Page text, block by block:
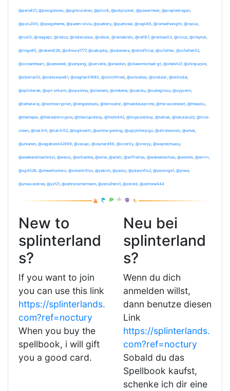
@pero821, @pesigolovec, @pgmcuration, @plicc8, @potplucker, @powermeat, @prapledragon,
@putu300, @qoogohome, @queen-silvia, @quekery, @quetzaal, @ragk88, @ramadhanight, @rayius,
@rca13, @reagept, @redco, @redeculous, @reibar, @reinabndc, @relf87, @rentaw03, @riciuz, @rileykat,
@ringo95, @rokem028, @s4mura1777, @sabujdip, @salamera, @sbtofficial, @scfather, @scfather02,
@screamheart, @seeweed, @senyong, @servelle, @shaidon, @shawnmichael-gt, @sheikh27, @shinpurple,
@siberian12, @sideswipe81, @sieghard1990, @siiiiichfried, @simsahas, @sindular, @skillzdal,
@splinterob, @spt-shturm, @squishna, @stamato, @stekene, @subidu, @sudeginsiu, @sygxwin,
@talhatariq, @technocrypton, @tengolotodo, @ternizator, @thaddeusprime, @the-ascendant, @theacks,
@themajon, @therealmrcrypto, @thestupidboy, @thoth442, @tinyputerboy, @toktak, @tokutaro22, @trick-
clown, @tub3r0, @tub3r02, @tugboattt, @uchiha-gaming, @uglykillerpigz, @ultralawzski, @umuk,
@urkanon, @vagabond42069, @vasupi, @vaynard86, @vicer0y, @vrezyy, @waynechuasy,
@weekendmachinist, @weisz, @williamho, @wine, @wlatt, @wlffreitas, @wokeenochian, @wommi, @wrrrri,
@xg4028, @xheadhunterz, @xxkontr0lxx, @yabish, @yasky, @ydaiznfts2, @yeckingo1, @ynwa,
@ynwa.andree, @ysf21, @zahnstochermann, @zero2hero1, @zerold, @zottone444
New to
splinterland
s?
If you want to join
you can use this link
https://splinterlands.
com?ref=noctury
When you buy the
spellbook, i will gift
you a good card.
Neu bei
splinterland
s?
Wenn du dich
anmelden willst,
dann benutze diesen
Link
https://splinterlands.
com?ref=noctury
Sobald du das
Spellbook kaufst,
schenke ich dir eine